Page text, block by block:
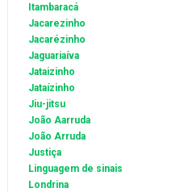
Itambaracá
Jacarezinho
Jacarézinho
Jaguariaíva
Jataizinho
Jataízinho
Jiu-jitsu
João Aarruda
João Arruda
Justiça
Linguagem de sinais
Londrina